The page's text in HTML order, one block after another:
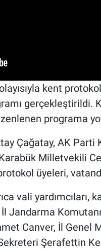
kent
gerçekleştirildi.
programa
Çağatay, AK
Milletvekili
üyeleri,
vali yardımcıları,
Jandarma
Canver, İl Genel
Şerafettin